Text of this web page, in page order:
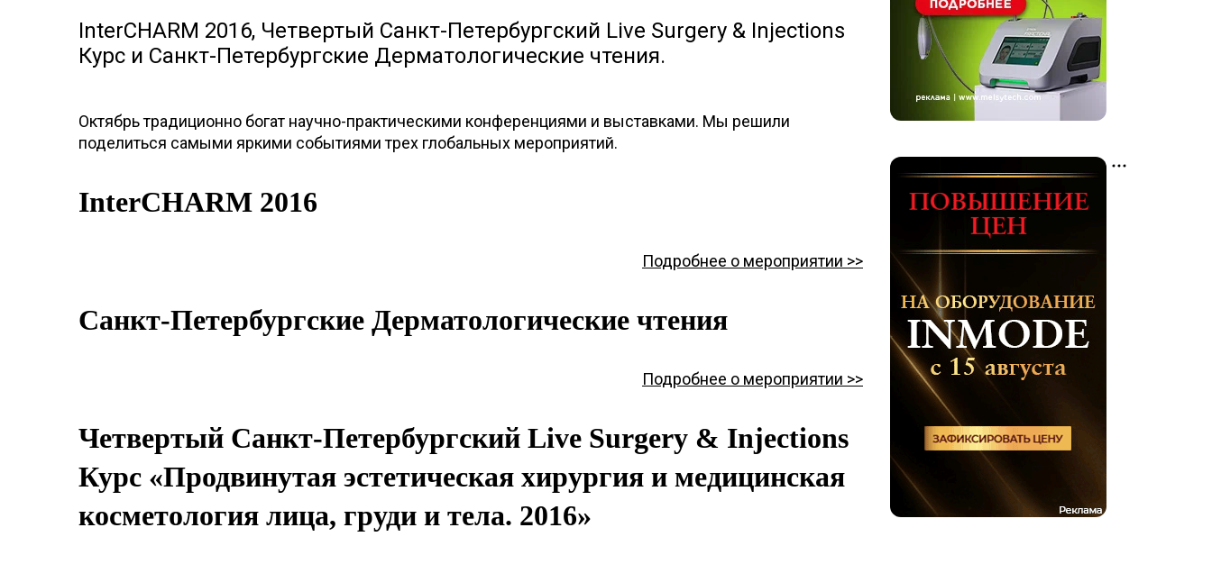
InterCHARM 2016, Четвертый Санкт-Петербургский Live Surgery & Injections
Курс и Санкт-Петербургские Дерматологические чтения.
Октябрь традиционно богат научно-практическими конференциями и выставками. Мы решили
поделиться самыми яркими событиями трех глобальных мероприятий.
InterCHARM 2016
Подробнее о мероприятии >>
Санкт-Петербургские Дерматологические чтения
Подробнее о мероприятии >>
Четвертый Санкт-Петербургский Live Surgery & Injections
Курс «Продвинутая эстетическая хирургия и медицинская
косметология лица, груди и тела. 2016»